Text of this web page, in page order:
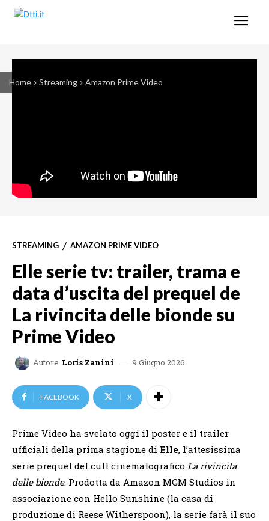
Home Streaming Amazon Prime Video
STREAMING AMAZON PRIME VIDEO
Elle serie tv: trailer, trama e
data d’uscita del prequel de
La rivincita delle bionde su
Prime Video
Autore Loris Zanini 9 Giugno 2026
FACEBOOK X
Prime Video ha svelato oggi il poster e il trailer
ufficiali della prima stagione di Elle, l’attesissima
serie prequel del cult cinematografico La rivincita
delle bionde. Prodotta da Amazon MGM Studios in
associazione con Hello Sunshine (la casa di
produzione di Reese Witherspoon), la serie farà il suo